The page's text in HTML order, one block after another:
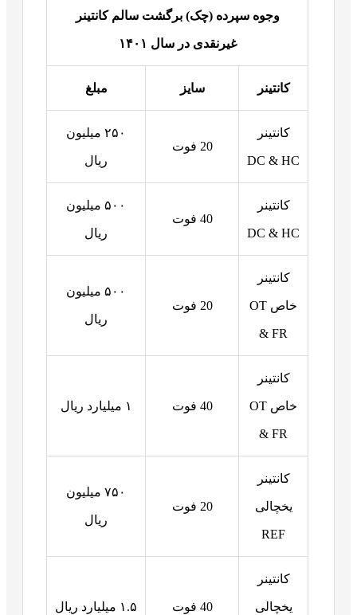
وجوه سپرده (چک) برگشت سالم کانتینر
غیرنقدی در سال ۱۴۰۱
کانتینر سایز مبلغ
کانتینر
DC & HC
20 فوت
۲۵۰ میلیون
ریال
کانتینر
DC & HC
40 فوت
۵۰۰ میلیون
ریال
کانتینر
خاص OT
& FR
20 فوت
۵۰۰ میلیون
ریال
کانتینر
خاص OT
& FR
40 فوت ۱ میلیارد ریال
کانتینر
یخچالی
REF
20 فوت
۷۵۰ میلیون
ریال
کانتینر
یخچالی 40 فوت ۱.۵ میلیارد ریال